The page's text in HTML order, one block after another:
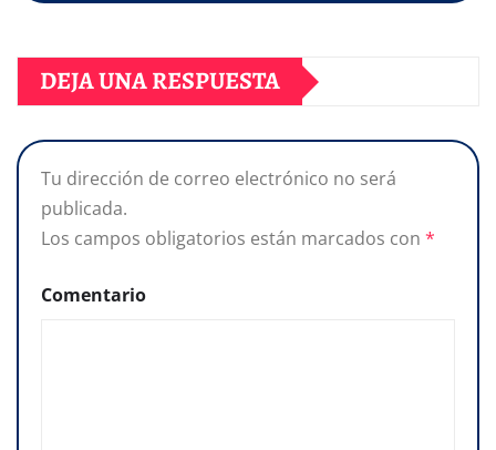
DEJA UNA RESPUESTA
Tu dirección de correo electrónico no será
publicada.
Los campos obligatorios están marcados con *
Comentario